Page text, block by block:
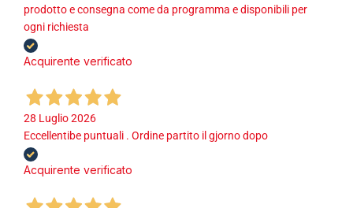
prodotto e consegna come da programma e disponibili per
ogni richiesta
Acquirente verificato
28 Luglio 2026
Eccellentibe puntuali . Ordine partito il gjorno dopo
Acquirente verificato